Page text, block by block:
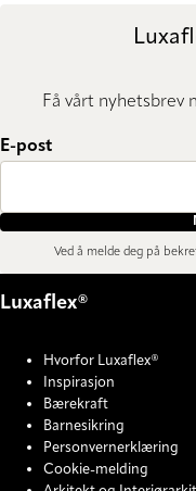
Få vårt nyhetsbrev
E-post
Ved å melde deg på
Luxaflex®
Hvorfor Luxaflex®
Inspirasjon
Bærekraft
Barnesikring
Personvernerklæring
Cookie-melding